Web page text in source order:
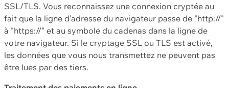
SSL/TLS. Vous reconnaissez une connexion cryptée au
fait que la ligne d'adresse du navigateur passe de "http://"
à "https://" et au symbole du cadenas dans la ligne de
votre navigateur. Si le cryptage SSL ou TLS est activé,
les données que vous nous transmettez ne peuvent pas
être lues par des tiers.